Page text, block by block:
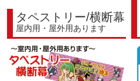
タペストリー/横断幕
屋内用・屋外用あります